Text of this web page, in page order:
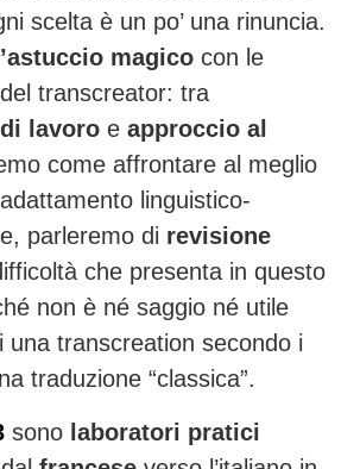
scelta è un po’ una rinuncia.
l’astuccio magico con le
transcreator: tra
lavoro e approccio al
come affrontare al meglio
linguistico-
parleremo di revisione
che presenta in questo
non è né saggio né utile
una transcreation secondo i
traduzione “classica”.
sono laboratori pratici